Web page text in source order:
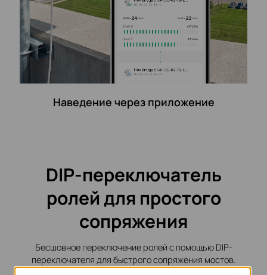
Наведение через приложение
DIP-переключатель
ролей для простого
сопряжения
Бесшовное переключение ролей с помощью DIP-
переключателя для быстрого сопряжения мостов.